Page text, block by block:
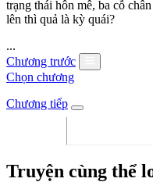
trạng thái hôn mê, ba cỗ
lên thì quả là kỳ quái?
...
Chương trước
Chọn chương
Chương tiếp
Truyện cùng thể